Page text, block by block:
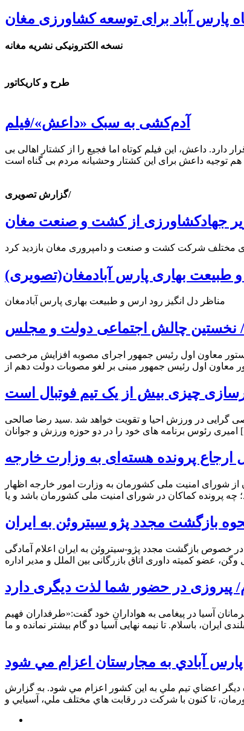
پارس آباد برای توسعه کشاورزی مغان
نسخه الکترونیکی نشریه مغانه
طرح و کاریکاتور
آدم‌کشی به سبک «داعش»/فیلم
داعش، این فیلم کوتاه اما فجیع را از کشتار اهالی بی
گزارش تصویری/
جهادکشاورزی از کشت و صنعت مغان
طبیعت بهاری پارس آبادمغان(تصویری)
مناظر دل انگیز رود ارس و طبیعت بهاری پارس آبادمغان
معاون اول رئیس جمهور اجرای مصوبه افزایش مرخصی
چیزی بیش از یک تیم فوتبال است
گرایی در ورزش احیا و تقویت خواهد شد .سید رضا صالحی
[…]
پرونده هسته‌ای به وزارت خارجه
از شورای امنیت ملی کشورمان به وزارت امور خارجه اظهار
بازگشت مجدد پژو سیتروئن به ایران
در خصوص بازگشت مجدد پژو-سیتروئن به ایران اعلام آمادگی
پیروزی در حضور شما لذت دیگری دارد
آسیا در پیغامی به هواداران خود گفت:‌«طرفداران فهیم
آبادي به مجارستان اعزام مي شود
ديگر اعضاي تيم ملي به اين كشور اعزام مي شود. به گزارش